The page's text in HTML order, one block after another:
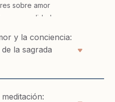
sobre amor
sexualidad y
de la sexualidad,
del amor, la conciencia,
la continencia sexual y
y la conciencia:
la sagrada